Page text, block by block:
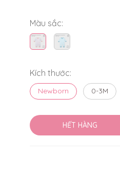
Màu sắc:
Kích thước:
Newborn 0-3M
HẾT HÀNG